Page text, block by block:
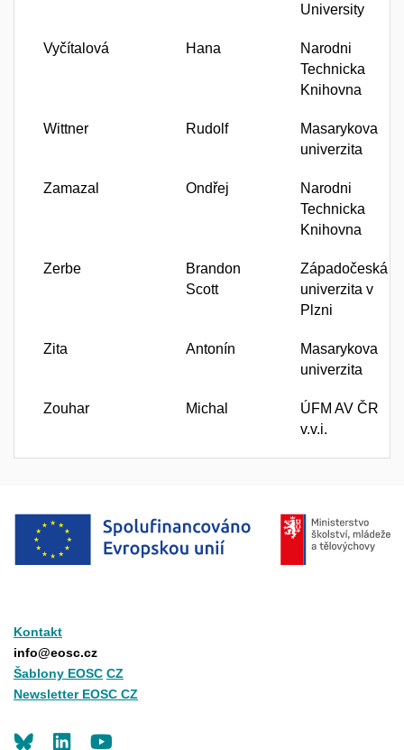
University
Vyčítalová Hana
Narodni
Technicka
Knihovna
Wittner Rudolf
Masarykova
univerzita
Zamazal Ondřej
Narodni
Technicka
Knihovna
Zerbe
Brandon
Scott
Západočeská
univerzita v
Plzni
Zita Antonín
Masarykova
univerzita
Zouhar Michal
ÚFM AV ČR
v.v.i.
Kontakt
info@eosc.cz
Šablony EOSC CZ
Newsletter EOSC CZ
LinkedIn